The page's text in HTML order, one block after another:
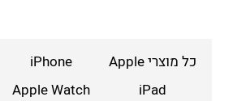
כל מוצרי Apple iPhone
iPad
Apple Watch